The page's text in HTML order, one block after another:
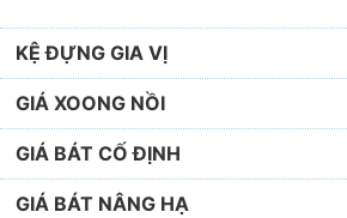
KỆ ĐỰNG GIA VỊ
GIÁ XOONG NỒI
GIÁ BÁT CỐ ĐỊNH
GIÁ BÁT NÂNG HẠ